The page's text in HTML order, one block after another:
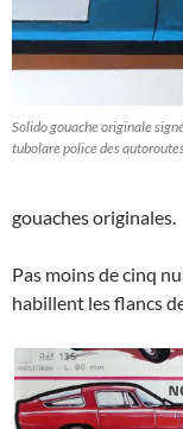
Solido gouache originale
tubolare police des
gouaches originales.
Pas moins de cinq
habillent les flancs